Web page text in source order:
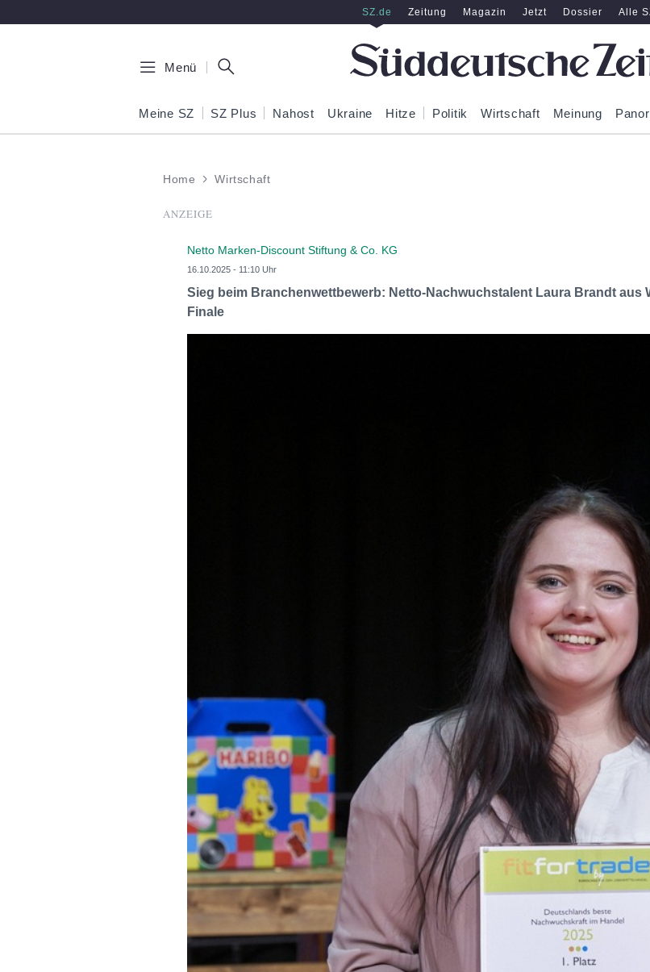
SZ.de Zeitung Magazin Jetzt Dossier Alle
Menü
Meine SZ SZ Plus Nahost Ukraine Hitze Politik Wirtschaft Meinung
Home Wirtschaft
ANZEIGE
Netto Marken-Discount Stiftung & Co. KG
16.10.2025 - 11:10 Uhr
Sieg beim Branchenwettbewerb: Netto-Nachwuchstalent Laura Brandt
Finale